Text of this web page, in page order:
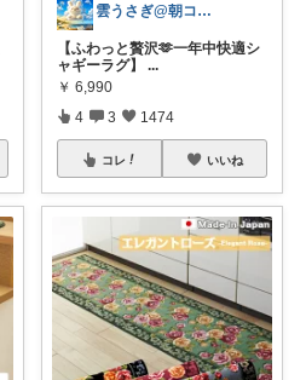
雲うさぎ@朝コレ❤良質便利時短グッズ🐰
【ふわっと贅沢🫶一年中快適シ
ャギーラグ】 ...
￥ 6,990
4 3 1474
コレ いいね